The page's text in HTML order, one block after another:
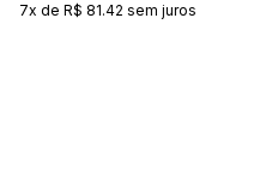
7x de R$ 81.42 sem juros